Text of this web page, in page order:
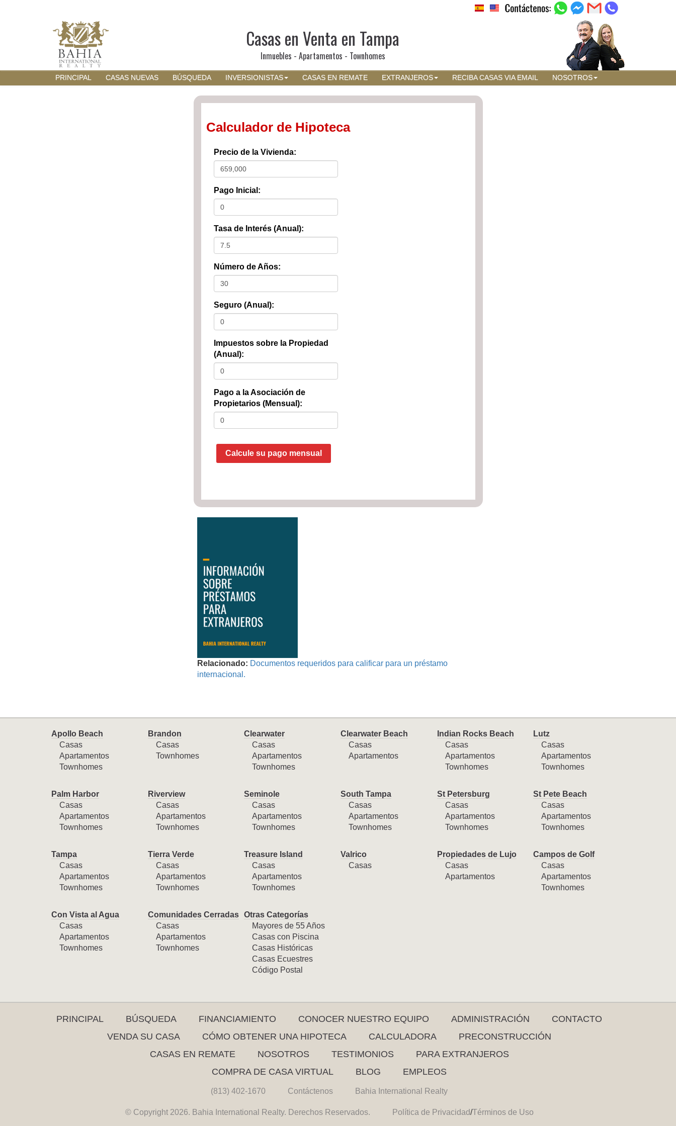
Casas en Venta en Tampa
Inmuebles - Apartamentos - Townhomes
PRINCIPAL CASAS NUEVAS BÚSQUEDA INVERSIONISTAS CASAS EN REMATE EXTRANJEROS RECIBA CASAS VIA EMAIL NOSOTROS
Calculador de Hipoteca
Precio de la Vivienda:
Pago Inicial:
Tasa de Interés (Anual):
Número de Años:
Seguro (Anual):
Impuestos sobre la Propiedad
(Anual):
Pago a la Asociación de
Propietarios (Mensual):
Calcule su pago mensual
Relacionado: Documentos requeridos para calificar para un préstamo
internacional.
Apollo Beach
Casas
Apartamentos
Townhomes
Brandon
Casas
Townhomes
Clearwater
Casas
Apartamentos
Townhomes
Clearwater Beach
Casas
Apartamentos
Indian Rocks Beach
Casas
Apartamentos
Townhomes
Lutz
Casas
Apartamentos
Townhomes
Palm Harbor
Casas
Apartamentos
Townhomes
Riverview
Casas
Apartamentos
Townhomes
Seminole
Casas
Apartamentos
Townhomes
South Tampa
Casas
Apartamentos
Townhomes
St Petersburg
Casas
Apartamentos
Townhomes
St Pete Beach
Casas
Apartamentos
Townhomes
Tampa
Casas
Apartamentos
Townhomes
Tierra Verde
Casas
Apartamentos
Townhomes
Treasure Island
Casas
Apartamentos
Townhomes
Valrico
Casas
Propiedades de Lujo
Casas
Apartamentos
Campos de Golf
Casas
Apartamentos
Townhomes
Con Vista al Agua
Casas
Apartamentos
Townhomes
Comunidades Cerradas
Casas
Apartamentos
Townhomes
Otras Categorías
Mayores de 55 Años
Casas con Piscina
Casas Históricas
Casas Ecuestres
Código Postal
PRINCIPAL BÚSQUEDA FINANCIAMIENTO CONOCER NUESTRO EQUIPO ADMINISTRACIÓN
CONTACTO
VENDA SU CASA
CÓMO OBTENER UNA HIPOTECA CALCULADORA
PRECONSTRUCCIÓN
CASAS EN REMATE
NOSOTROS TESTIMONIOS
PARA EXTRANJEROS
COMPRA DE CASA VIRTUAL
BLOG EMPLEOS
(813) 402-1670 Contáctenos Bahia International Realty
© Copyright 2026. Bahia International Realty. Derechos Reservados. Política de Privacidad/Términos de Uso